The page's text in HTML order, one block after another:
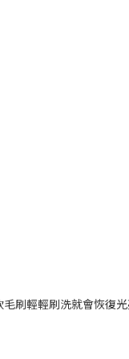
刷輕輕刷洗就會恢復